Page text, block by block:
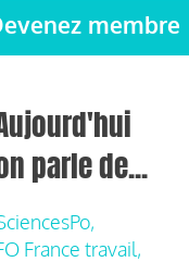
membre
parle de...
France travail,